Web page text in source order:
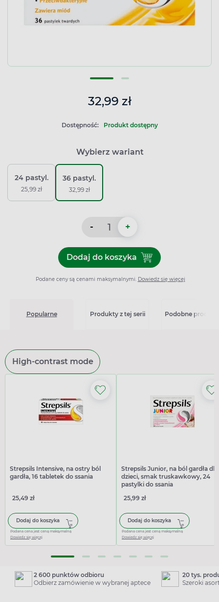
32,99 zł
Dostępność: Produkt dostępny
Wybierz wariant
24 pastyl.
25,99 zł
36 pastyl.
32,99 zł
- +
Dodaj do koszykaDodaj do koszyka
Podane ceny są cenami maksymalnymi. Dowiedz się więcej
Popularne Produkty z tej serii Podobne
High-contrast mode
Strepsils Intensive, na ostry ból
gardła, 16 tabletek do ssania
25,49 zł
Dodaj do koszyka
Podana cena jest ceną maksymalną
Dowiedz się więcej
Strepsils Junior, na ból gardła dla
dzieci, smak truskawkowy, 24
pastylki do ssania
25,99 zł
Dodaj do koszyka
Podana cena jest ceną maksymalną
Dowiedz się więcej
2 600 punktów odbioru
Odbierz zamówienie w wybranej aptece
20 tys.
Szeroki